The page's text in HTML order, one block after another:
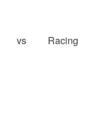
vs Racing